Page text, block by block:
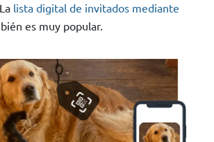
lista digital de invitados mediante
es muy popular.